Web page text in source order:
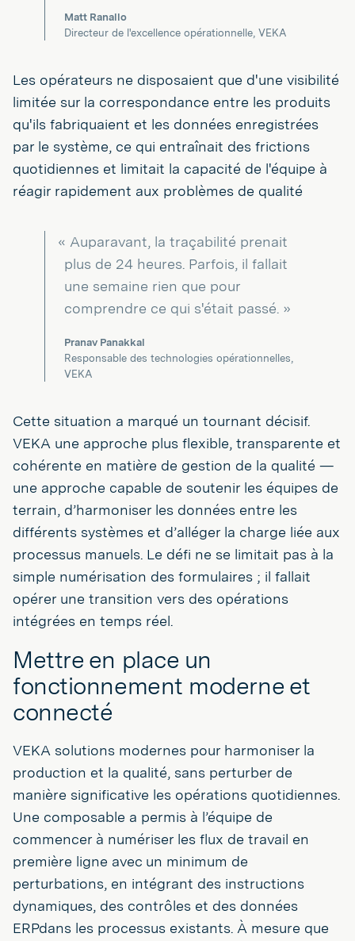
Matt Ranallo
Directeur de l'excellence opérationnelle, VEKA
Les opérateurs ne disposaient que d'une visibilité
limitée sur la correspondance entre les produits
qu'ils fabriquaient et les données enregistrées
par le système, ce qui entraînait des frictions
quotidiennes et limitait la capacité de l'équipe à
réagir rapidement aux problèmes de qualité
« Auparavant, la traçabilité prenait
plus de 24 heures. Parfois, il fallait
une semaine rien que pour
comprendre ce qui s'était passé. »
Pranav Panakkal
Responsable des technologies opérationnelles,
VEKA
Cette situation a marqué un tournant décisif.
VEKA une approche plus flexible, transparente et
cohérente en matière de gestion de la qualité —
une approche capable de soutenir les équipes de
terrain, d’harmoniser les données entre les
différents systèmes et d’alléger la charge liée aux
processus manuels. Le défi ne se limitait pas à la
simple numérisation des formulaires ; il fallait
opérer une transition vers des opérations
intégrées en temps réel.
Mettre en place un
fonctionnement moderne et
connecté
VEKA solutions modernes pour harmoniser la
production et la qualité, sans perturber de
manière significative les opérations quotidiennes.
Une composable a permis à l’équipe de
commencer à numériser les flux de travail en
première ligne avec un minimum de
perturbations, en intégrant des instructions
dynamiques, des contrôles et des données
ERPdans les processus existants. À mesure que